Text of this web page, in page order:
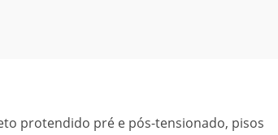
protendido pré e pós-tensionado, pisos